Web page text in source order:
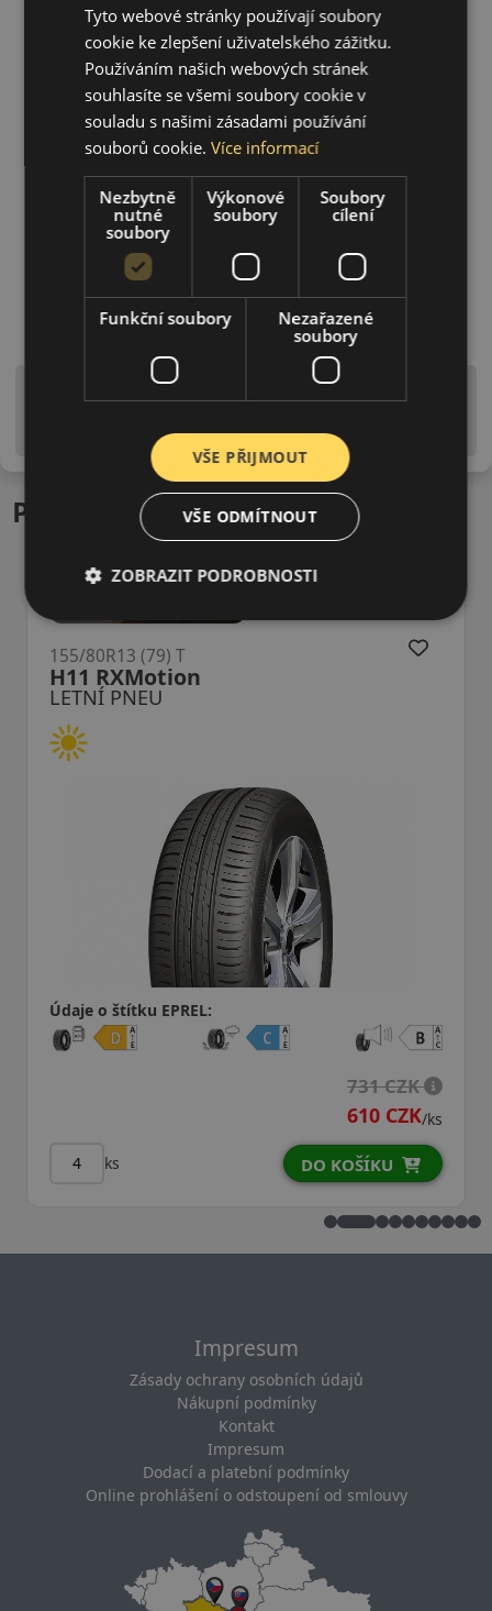
Upozornění! Hodnoty na štítku jsou pouze
is EU štítky ve smyslu dosud platné (předchozí) legislativy.
Podobné produkty
DO KOŠÍKU ks
Impresum
Zásady ochrany osobních údajů
Nákupní podmínky
Kontakt
Impresum
Dodací a platební podmínky
Online prohlášení o odstoupení od smlouvy
Tyto webové stránky používají soubory
cookie ke zlepšení uživatelského zážitku.
Používáním našich webových stránek
souhlasíte se všemi soubory cookie v
souladu s našimi zásadami používání
souborů cookie.Více informací
Nezbytně
nutné
soubory
Výkonové
soubory
Soubory
cílení
Funkční soubory
Nezařazené
soubory
VŠE PŘIJMOUT
VŠE ODMÍTNOUT
ZOBRAZIT PODROBNOSTI